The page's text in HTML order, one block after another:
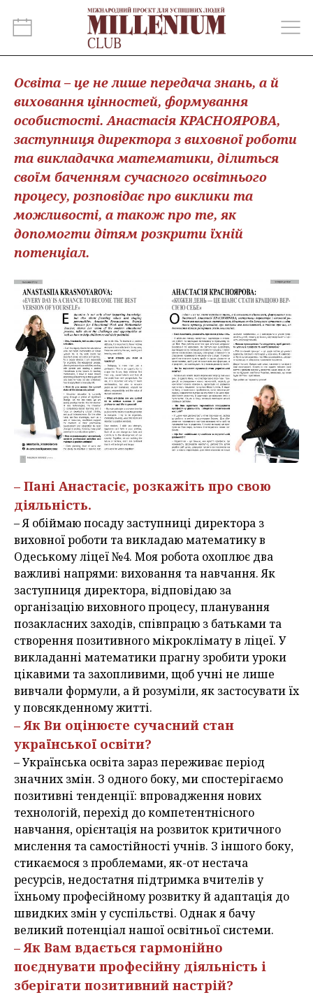
Освіта – це не лише передача знань, а й
виховання цінностей, формування
особистості. Анастасія КРАСНОЯРОВА,
заступниця директора з виховної роботи
та викладачка математики, ділиться
своїм баченням сучасного освітнього
процесу, розповідає про виклики та
можливості, а також про те, як
допомогти дітям розкрити їхній
потенціал.
– Пані Анастасіє, розкажіть про свою
діяльність.
– Я обіймаю посаду заступниці директора з
виховної роботи та викладаю математику в
Одеському ліцеї №4. Моя робота охоплює два
важливі напрями: виховання та навчання. Як
заступниця директора, відповідаю за
організацію виховного процесу, планування
позакласних заходів, співпрацю з батьками та
створення позитивного мікроклімату в ліцеї. У
викладанні математики прагну зробити уроки
цікавими та захопливими, щоб учні не лише
вивчали формули, а й розуміли, як застосувати їх
у повсякденному житті.
– Як Ви оцінюєте сучасний стан
української освіти?
– Українська освіта зараз переживає період
значних змін. З одного боку, ми спостерігаємо
позитивні тенденції: впровадження нових
технологій, перехід до компетентнісного
навчання, орієнтація на розвиток критичного
мислення та самостійності учнів. З іншого боку,
стикаємося з проблемами, як-от нестача
ресурсів, недостатня підтримка вчителів у
їхньому професійному розвитку й адаптація до
швидких змін у суспільстві. Однак я бачу
великий потенціал нашої освітньої системи.
– Як Вам вдається гармонійно
поєднувати професійну діяльність і
зберігати позитивний настрій?